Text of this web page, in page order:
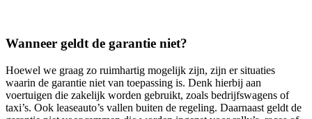
Wanneer geldt de garantie niet?
Hoewel we graag zo ruimhartig mogelijk zijn, zijn er situaties
waarin de garantie niet van toepassing is. Denk hierbij aan
voertuigen die zakelijk worden gebruikt, zoals bedrijfswagens of
taxi’s. Ook leaseauto’s vallen buiten de regeling. Daarnaast geldt de